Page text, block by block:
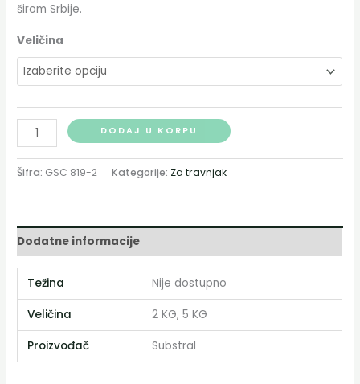
širom Srbije.
Veličina
DODAJ U KORPU
Šifra: GSC 819-2 Kategorije: Za travnjak
Dodatne informacije
Težina Nije dostupno
Veličina 2 KG, 5 KG
Proizvođač Substral